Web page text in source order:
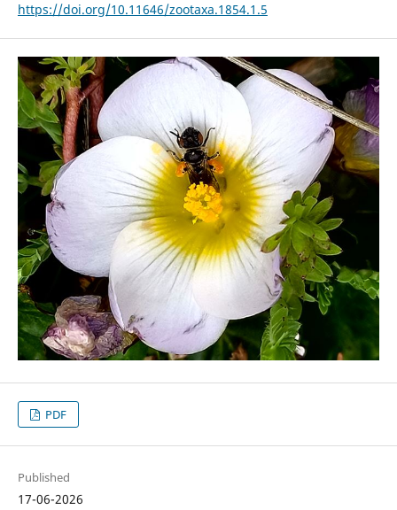
https://doi.org/10.11646/zootaxa.1854.1.5
PDF
Published
17-06-2026